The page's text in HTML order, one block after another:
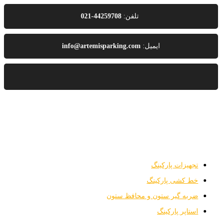
تلفن: 44259708-021
ایمیل:
تجهیزات پارکینگ
خط کشی پارکینگ
ضربه گیر ستون و محافظ ستون
استاپر پارکینگ